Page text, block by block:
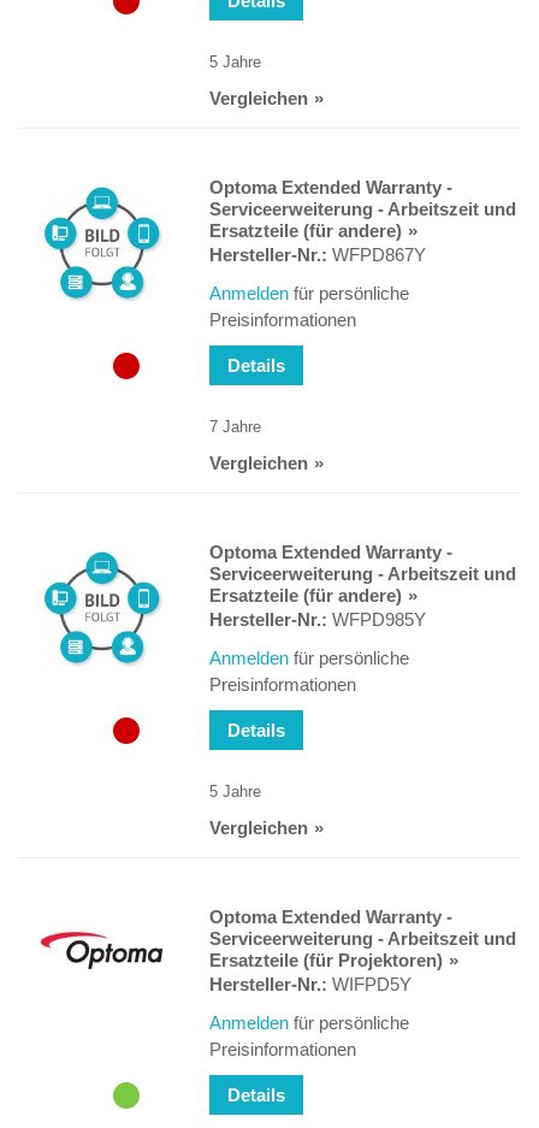
5 Jahre
Vergleichen
Optoma Extended Warranty -
Serviceerweiterung - Arbeitszeit und
Ersatzteile (für andere)
Hersteller-Nr.: WFPD867Y
Anmelden für persönliche
Preisinformationen
Details
7 Jahre
Vergleichen
Optoma Extended Warranty -
Serviceerweiterung - Arbeitszeit und
Ersatzteile (für andere)
Hersteller-Nr.: WFPD985Y
Anmelden für persönliche
Preisinformationen
Details
5 Jahre
Vergleichen
Optoma Extended Warranty -
Serviceerweiterung - Arbeitszeit und
Ersatzteile (für Projektoren)
Hersteller-Nr.: WIFPD5Y
Anmelden für persönliche
Preisinformationen
Details